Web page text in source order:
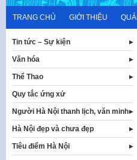
TRANG CHỦ GIỚI THIỆU
Tin tức – Sự kiện
Văn hóa
Thể Thao
Quy tắc ứng xử
Người Hà Nội thanh lịch, văn minh
Hà Nội đẹp và chưa đẹp
Tiêu điểm Hà Nội